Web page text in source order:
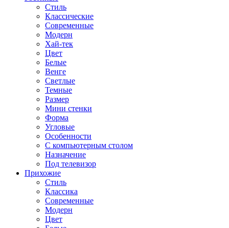
Стиль
Классические
Современные
Модерн
Хай-тек
Цвет
Белые
Венге
Светлые
Темные
Размер
Мини стенки
Форма
Угловые
Особенности
С компьютерным столом
Назначение
Под телевизор
Прихожие
Стиль
Классика
Современные
Модерн
Цвет